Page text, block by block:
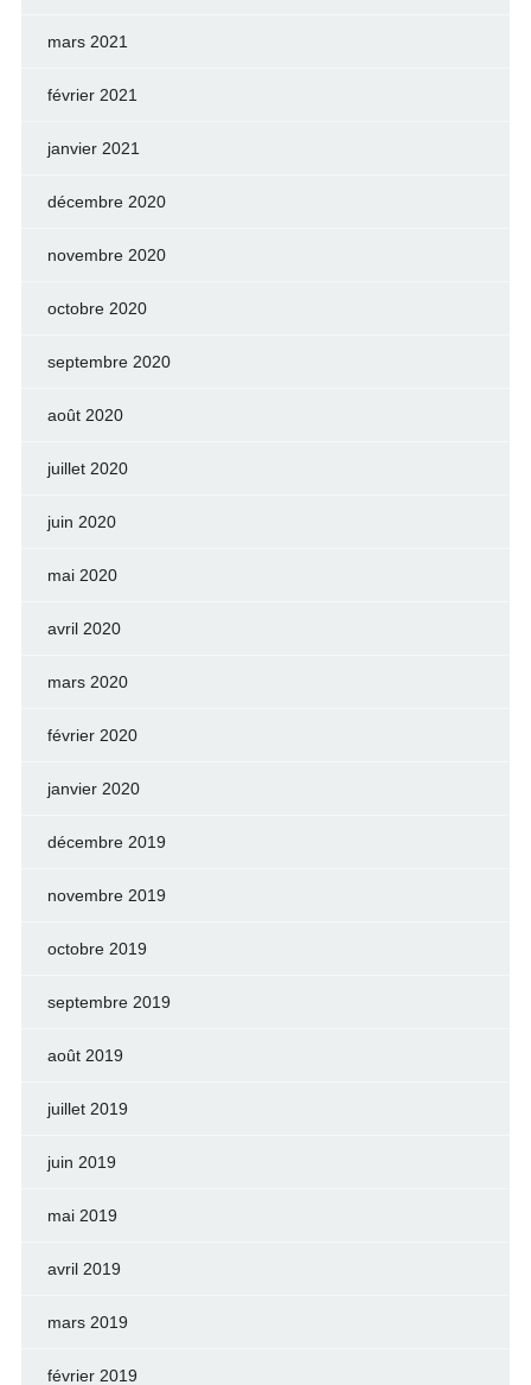
mars 2021
février 2021
janvier 2021
décembre 2020
novembre 2020
octobre 2020
septembre 2020
août 2020
juillet 2020
juin 2020
mai 2020
avril 2020
mars 2020
février 2020
janvier 2020
décembre 2019
novembre 2019
octobre 2019
septembre 2019
août 2019
juillet 2019
juin 2019
mai 2019
avril 2019
mars 2019
février 2019